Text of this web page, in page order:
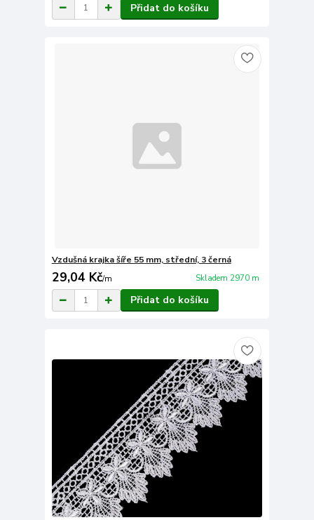
Přidat do košíku
Vzdušná krajka šíře 55 mm, střední, 3 černá
29,04 Kč/m Skladem 2970 m
Přidat do košíku